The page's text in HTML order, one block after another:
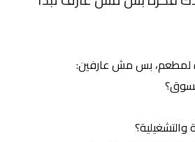
بس مش عارفين: